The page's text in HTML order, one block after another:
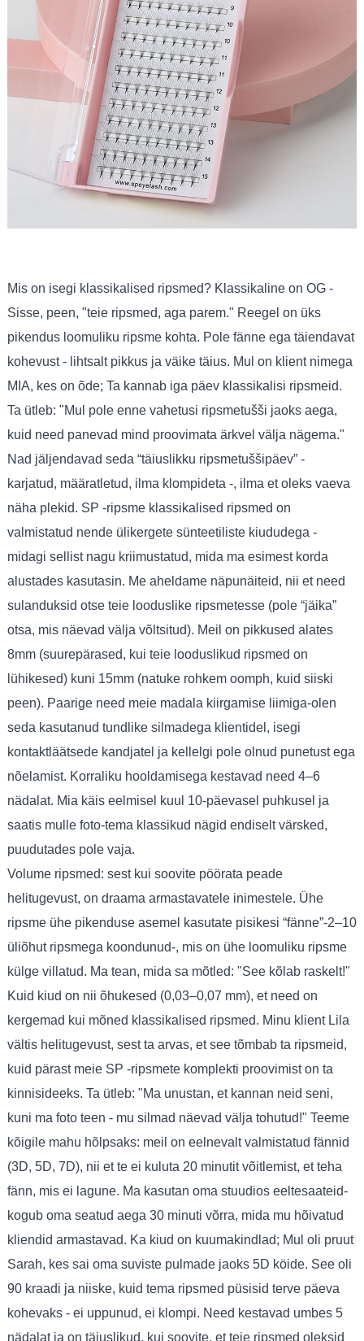
Mis on isegi klassikalised ripsmed? Klassikaline on OG -
Sisse, peen, "teie ripsmed, aga parem." Reegel on üks
pikendus loomuliku ripsme kohta. Pole fänne ega täiendavat
kohevust - lihtsalt pikkus ja väike täius. Mul on klient nimega
MIA, kes on õde; Ta kannab iga päev klassikalisi ripsmeid.
Ta ütleb: "Mul pole enne vahetusi ripsmetušši jaoks aega,
kuid need panevad mind proovimata ärkvel välja nägema."
Nad jäljendavad seda “täiuslikku ripsmetuššipäev” -
karjatud, määratletud, ilma klompideta -, ilma et oleks vaeva
näha plekid. SP -ripsme klassikalised ripsmed on
valmistatud nende ülikergete sünteetiliste kiududega -
midagi sellist nagu kriimustatud, mida ma esimest korda
alustades kasutasin. Me aheldame näpunäiteid, nii et need
sulanduksid otse teie looduslike ripsmetesse (pole “jäika”
otsa, mis näevad välja võltsitud). Meil on pikkused alates
8mm (suurepärased, kui teie looduslikud ripsmed on
lühikesed) kuni 15mm (natuke rohkem oomph, kuid siiski
peen). Paarige need meie madala kiirgamise liimiga-olen
seda kasutanud tundlike silmadega klientidel, isegi
kontaktläätsede kandjatel ja kellelgi pole olnud punetust ega
nõelamist. Korraliku hooldamisega kestavad need 4–6
nädalat. Mia käis eelmisel kuul 10-päevasel puhkusel ja
saatis mulle foto-tema klassikud nägid endiselt värsked,
puudutades pole vaja.
Volume ripsmed: sest kui soovite pöörata peade
helitugevust, on draama armastavatele inimestele. Ühe
ripsme ühe pikenduse asemel kasutate pisikesi “fänne”-2–10
üliõhut ripsmega koondunud-, mis on ühe loomuliku ripsme
külge villatud. Ma tean, mida sa mõtled: "See kõlab raskelt!"
Kuid kiud on nii õhukesed (0,03–0,07 mm), et need on
kergemad kui mõned klassikalised ripsmed. Minu klient Lila
vältis helitugevust, sest ta arvas, et see tõmbab ta ripsmeid,
kuid pärast meie SP -ripsmete komplekti proovimist on ta
kinnisideeks. Ta ütleb: "Ma unustan, et kannan neid seni,
kuni ma foto teen - mu silmad näevad välja tohutud!" Teeme
kõigile mahu hõlpsaks: meil on eelnevalt valmistatud fännid
(3D, 5D, 7D), nii et te ei kuluta 20 minutit võitlemist, et teha
fänn, mis ei lagune. Ma kasutan oma stuudios eeltesaateid-
kogub oma seatud aega 30 minuti võrra, mida mu hõivatud
kliendid armastavad. Ka kiud on kuumakindlad; Mul oli pruut
Sarah, kes sai oma suviste pulmade jaoks 5D köide. See oli
90 kraadi ja niiske, kuid tema ripsmed püsisid terve päeva
kohevaks - ei uppunud, ei klompi. Need kestavad umbes 5
nädalat ja on täiuslikud, kui soovite, et teie ripsmed oleksid